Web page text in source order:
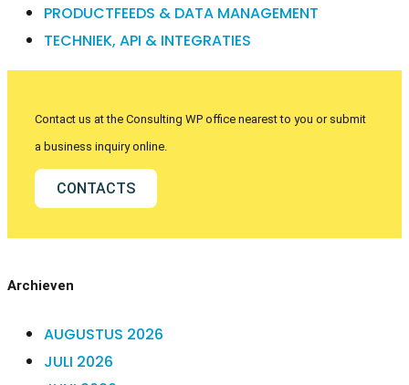
PRODUCTFEEDS & DATA MANAGEMENT
TECHNIEK, API & INTEGRATIES
Contact us at the Consulting WP office nearest to you or submit
a business inquiry online.
CONTACTS
Archieven
AUGUSTUS 2026
JULI 2026